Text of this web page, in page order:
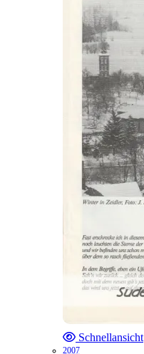
Schnellansicht
2007